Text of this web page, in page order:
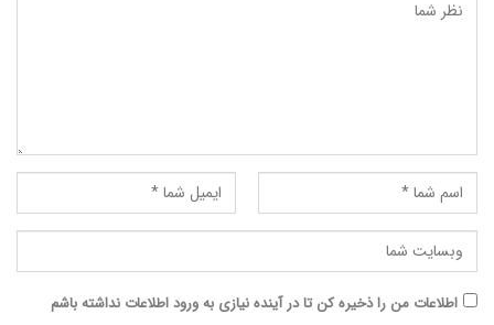
اطلاعات من را ذخیره کن تا در آینده نیازی به ورود اطلاعات نداشته باشم